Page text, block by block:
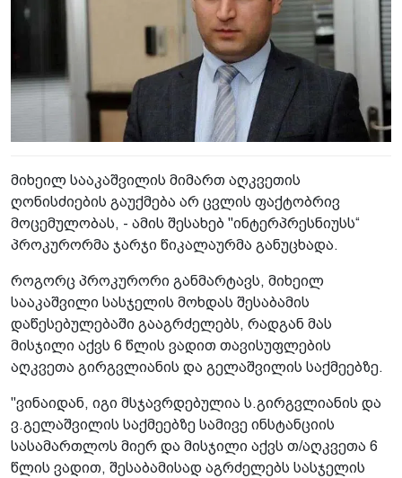
მიხეილ სააკაშვილის მიმართ აღკვეთის
ღონისძიების გაუქმება არ ცვლის ფაქტობრივ
მოცემულობას, - ამის შესახებ "ინტერპრესნიუსს“
პროკურორმა ჯარჯი წიკალაურმა განუცხადა.
როგორც პროკურორი განმარტავს, მიხეილ
სააკაშვილი სასჯელის მოხდას შესაბამის
დაწესებულებაში გააგრძელებს, რადგან მას
მისჯილი აქვს 6 წლის ვადით თავისუფლების
აღკვეთა გირგვლიანის და გელაშვილის საქმეებზე.
"ვინაიდან, იგი მსჯავრდებულია ს.გირგვლიანის და
ვ.გელაშვილის საქმეებზე სამივე ინსტანციის
სასამართლოს მიერ და მისჯილი აქვს თ/აღკვეთა 6
წლის ვადით, შესაბამისად აგრძელებს სასჯელის